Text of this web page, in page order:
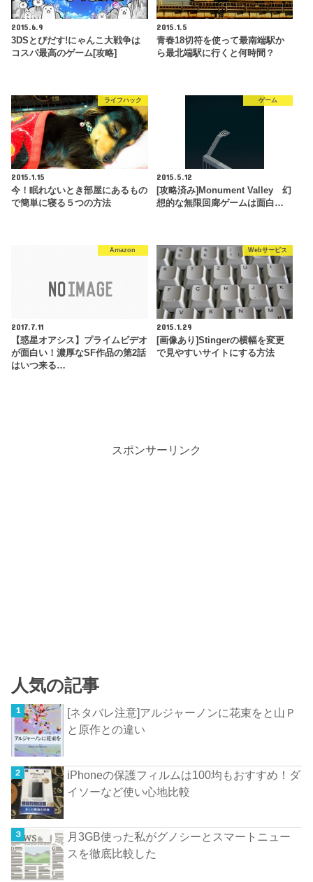
2015.6.9
3DSとびだす!にゃんこ大戦争は
コスパ最高のゲーム[攻略]
2015.1.5
青春18切符を使って最南端駅か
ら最北端駅に行くと何時間？
ライフハック
2015.1.15
今！眠れないとき部屋にあるもの
で簡単に寝る５つの方法
ゲーム
2015.5.12
[攻略済み]Monument Valley 幻
想的な無限回廊ゲームは面白…
Amazon
2017.7.11
【惑星オアシス】プライムビデオ
が面白い！濃厚なSF作品の第2話
はいつ来る…
Webサービス
2015.1.29
[画像あり]Stingerの横幅を変更
で見やすいサイトにする方法
スポンサーリンク
人気の記事
[ネタバレ注意]アルジャーノンに花束をと山Ｐ
と原作との違い
iPhoneの保護フィルムは100均もおすすめ！ダ
イソーなど使い心地比較
月3GB使った私がグノシーとスマートニュー
スを徹底比較した